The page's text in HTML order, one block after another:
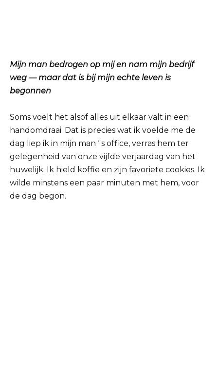
Mijn man bedrogen op mij en nam mijn bedrijf
weg — maar dat is bij mijn echte leven is
begonnen
Soms voelt het alsof alles uit elkaar valt in een
handomdraai. Dat is precies wat ik voelde me de
dag liep ik in mijn man ‘ s office, verras hem ter
gelegenheid van onze vijfde verjaardag van het
huwelijk. Ik hield koffie en zijn favoriete cookies. Ik
wilde minstens een paar minuten met hem, voor
de dag begon.